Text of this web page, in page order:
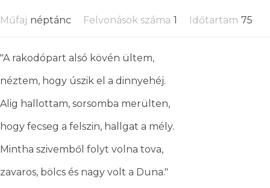
Műfaj néptánc Felvonások száma 1 Időtartam 75
"A rakodópart alsó kövén ültem,
néztem, hogy úszik el a dinnyehéj.
Alig hallottam, sorsomba merülten,
hogy fecseg a felszin, hallgat a mély.
Mintha szivemből folyt volna tova,
zavaros, bölcs és nagy volt a Duna."